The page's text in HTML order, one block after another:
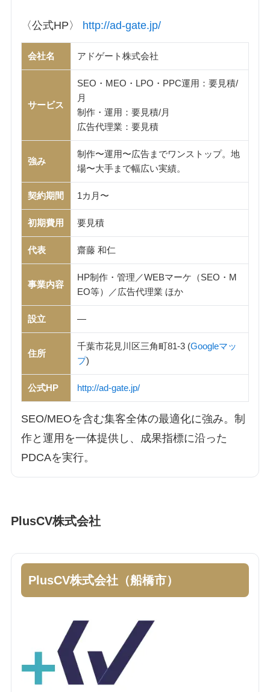
〈公式HP〉 http://ad-gate.jp/
会社名 アドゲート株式会社
サービス
SEO・MEO・LPO・PPC運用：要見積/
月
制作・運用：要見積/月
広告代理業：要見積
強み
制作〜運用〜広告までワンストップ。地
場〜大手まで幅広い実績。
契約期間 1カ月〜
初期費用 要見積
代表 齋藤 和仁
事業内容
HP制作・管理／WEBマーケ（SEO・M
EO等）／広告代理業 ほか
設立 —
住所
千葉市花見川区三角町81-3 (Googleマッ
プ)
公式HP http://ad-gate.jp/
SEO/MEOを含む集客全体の最適化に強み。制
作と運用を一体提供し、成果指標に沿った
PDCAを実行。
PlusCV株式会社
PlusCV株式会社（船橋市）